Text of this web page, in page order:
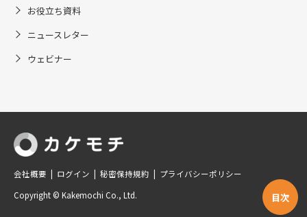
お役立ち資料
ニュースレター
ウェビナー
会社概要 ログイン 秘密保持規約
プライバシーポリシー
Copyright © Kakemochi Co., Ltd.
目次